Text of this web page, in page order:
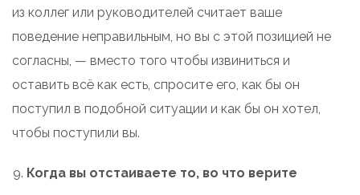
из коллег или руководителей считает ваше
поведение неправильным, но вы с этой позицией не
согласны, — вместо того чтобы извиниться и
оставить всё как есть, спросите его, как бы он
поступил в подобной ситуации и как бы он хотел,
чтобы поступили вы.
Когда вы отстаиваете то, во что верите